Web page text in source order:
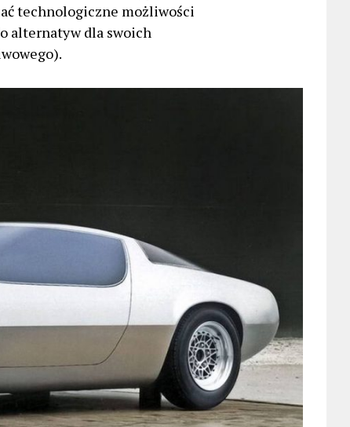
technologiczne możliwości
alternatyw dla swoich